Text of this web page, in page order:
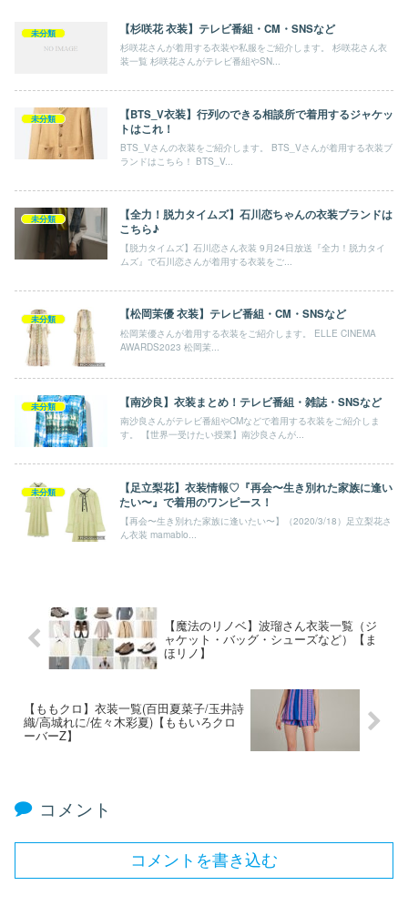
未分類 【杉咲花 衣装】テレビ番組・CM・SNSなど
杉咲花さんが着用する衣装や私服をご紹介します。 杉咲花さん衣
装一覧 杉咲花さんがテレビ番組やSN...
未分類
【BTS_V衣装】行列のできる相談所で着用するジャケッ
トはこれ！
BTS_Vさんの衣装をご紹介します。 BTS_Vさんが着用する衣装ブ
ランドはこちら！ BTS_V...
未分類
【全力！脱力タイムズ】石川恋ちゃんの衣装ブランドは
こちら♪
【脱力タイムズ】石川恋さん衣装 9月24日放送『全力！脱力タイ
ムズ』で石川恋さんが着用する衣装をご...
未分類 【松岡茉優 衣装】テレビ番組・CM・SNSなど
松岡茉優さんが着用する衣装をご紹介します。 ELLE CINEMA
AWARDS2023 松岡茉...
未分類 【南沙良】衣装まとめ！テレビ番組・雑誌・SNSなど
南沙良さんがテレビ番組やCMなどで着用する衣装をご紹介しま
す。 【世界一受けたい授業】南沙良さんが...
未分類
【足立梨花】衣装情報♡『再会〜生き別れた家族に逢い
たい〜』で着用のワンピース！
【再会〜生き別れた家族に逢いたい〜】（2020/3/18）足立梨花さ
ん衣装 mamablo...
【魔法のリノベ】波瑠さん衣装一覧（ジ
ャケット・バッグ・シューズなど）【ま
ほリノ】
【ももクロ】衣装一覧(百田夏菜子/玉井詩
織/高城れに/佐々木彩夏)【ももいろクロ
ーバーZ】
コメント
コメントを書き込む